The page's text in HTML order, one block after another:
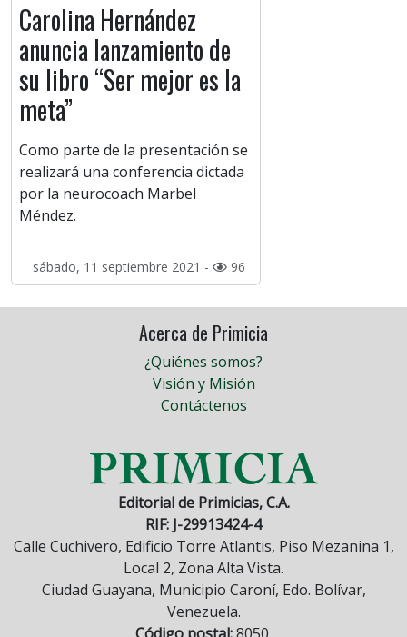
Carolina Hernández
anuncia lanzamiento de
su libro “Ser mejor es la
meta”
Como parte de la presentación se
realizará una conferencia dictada
por la neurocoach Marbel
Méndez.
sábado, 11 septiembre 2021 - 96
Acerca de Primicia
¿Quiénes somos?
Visión y Misión
Contáctenos
Editorial de Primicias, C.A.
RIF: J-29913424-4
Calle Cuchivero, Edificio Torre Atlantis, Piso Mezanina 1,
Local 2, Zona Alta Vista.
Ciudad Guayana, Municipio Caroní, Edo. Bolívar,
Venezuela.